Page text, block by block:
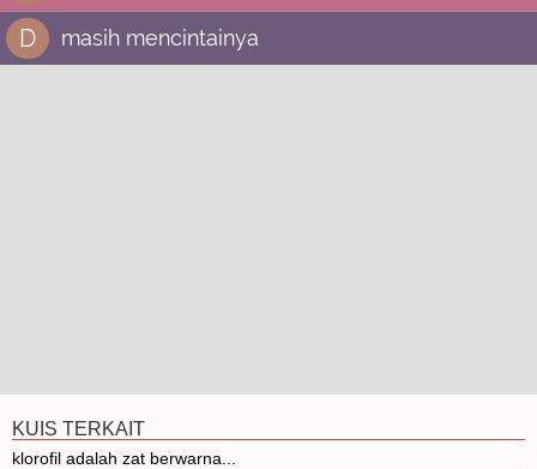
D masih mencintainya
KUIS TERKAIT
klorofil adalah zat berwarna...